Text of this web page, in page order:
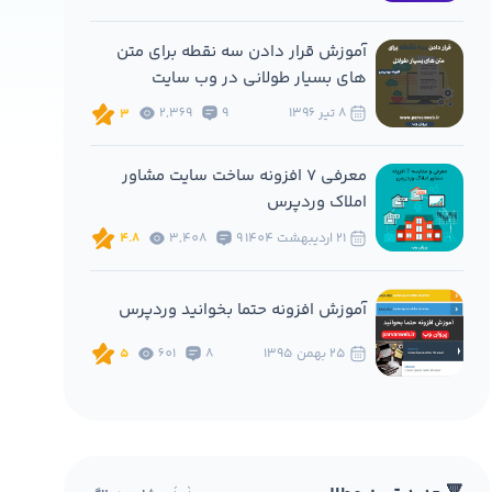
آموزش قرار دادن سه نقطه برای متن
های بسیار طولانی در وب سایت
9
2,369
3
معرفی 7 افزونه ساخت سایت مشاور
املاک وردپرس
9
3,408
4.8
آموزش افزونه حتما بخوانید وردپرس
8
601
5